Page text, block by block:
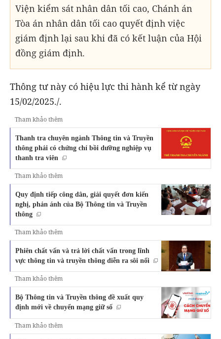
Viện kiểm sát nhân dân tối cao, Chánh án
Tòa án nhân dân tối cao quyết định việc
giám định lại sau khi đã có kết luận của Hội
đồng giám định.
Thông tư này có hiệu lực thi hành kể từ ngày
15/02/2025./.
Tham khảo thêm
Thanh tra chuyên ngành Thông tin và Truyền
thông phải có chứng chỉ bồi dưỡng nghiệp vụ
thanh tra viên
Tham khảo thêm
Quy định tiếp công dân, giải quyết đơn kiến
nghị, phản ánh của Bộ Thông tin và Truyền
thông
Tham khảo thêm
Phiên chất vấn và trả lời chất vấn trong lĩnh
vực thông tin và truyền thông diễn ra sôi nổi
Tham khảo thêm
Bộ Thông tin và Truyền thông đề xuất quy
định mới về chuyển mạng giữ số
Tham khảo thêm